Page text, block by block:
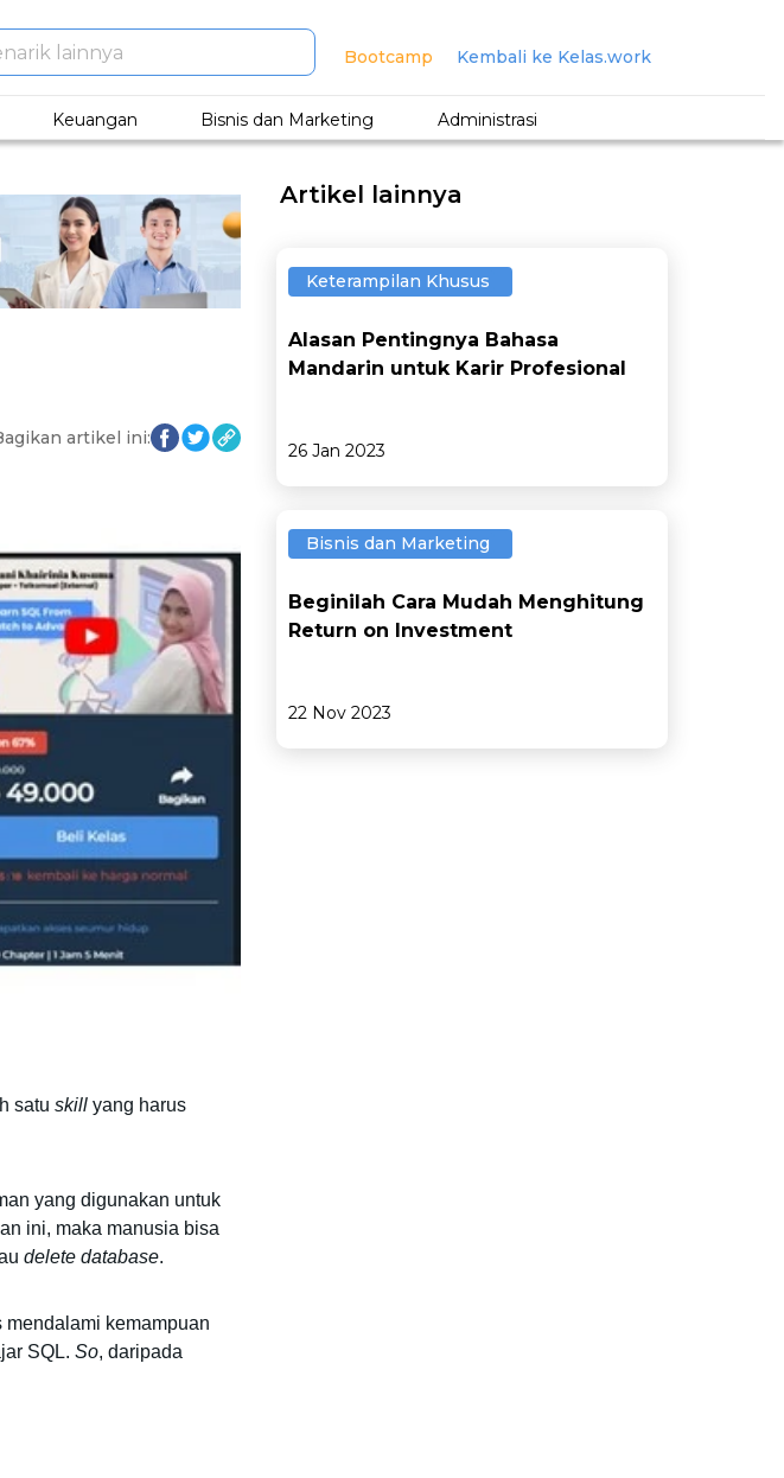
Bootcamp Kembali ke Kelas.work
Keuangan Bisnis dan Marketing Administrasi
artikel ini:
satu skill yang harus
yang digunakan untuk
ini, maka manusia bisa
delete database.
kemampuan
SQL. So, daripada
Artikel lainnya
Keterampilan Khusus
Alasan Pentingnya Bahasa
Mandarin untuk Karir Profesional
26 Jan 2023
Bisnis dan Marketing
Beginilah Cara Mudah Menghitung
Return on Investment
22 Nov 2023